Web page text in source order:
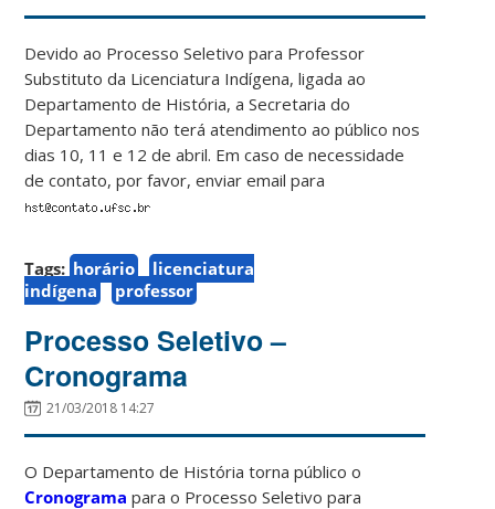
Devido ao Processo Seletivo para Professor
Substituto da Licenciatura Indígena, ligada ao
Departamento de História, a Secretaria do
Departamento não terá atendimento ao público nos
dias 10, 11 e 12 de abril. Em caso de necessidade
de contato, por favor, enviar email para
Tags: horário
licenciatura
indígena
professor
Processo Seletivo –
Cronograma
21/03/2018 14:27
O Departamento de História torna público o
Cronograma para o Processo Seletivo para